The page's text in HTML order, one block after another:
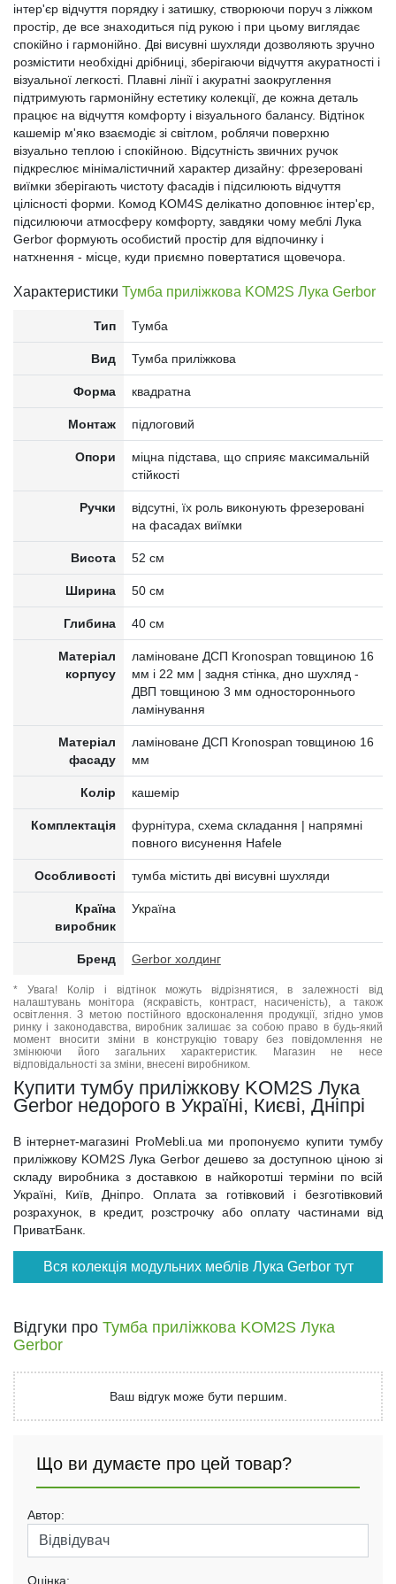
інтер'єр відчуття порядку і затишку, створюючи поруч з ліжком
простір, де все знаходиться під рукою і при цьому виглядає
спокійно і гармонійно. Дві висувні шухляди дозволяють зручно
розмістити необхідні дрібниці, зберігаючи відчуття акуратності і
візуальної легкості. Плавні лінії і акуратні заокруглення
підтримують гармонійну естетику колекції, де кожна деталь
працює на відчуття комфорту і візуального балансу. Відтінок
кашемір м'яко взаємодіє зі світлом, роблячи поверхню
візуально теплою і спокійною. Відсутність звичних ручок
підкреслює мінімалістичний характер дизайну: фрезеровані
виїмки зберігають чистоту фасадів і підсилюють відчуття
цілісності форми. Комод KOM4S делікатно доповнює інтер'єр,
підсилюючи атмосферу комфорту, завдяки чому меблі Лука
Gerbor формують особистий простір для відпочинку і
натхнення - місце, куди приємно повертатися щовечора.
Характеристики Тумба приліжкова KOM2S Лука Gerbor
Тип Тумба
Вид Тумба приліжкова
Форма квадратна
Монтаж підлоговий
Опори
міцна підстава, що сприяє максимальній
стійкості
Ручки
відсутні, їх роль виконують фрезеровані
на фасадах виїмки
Висота 52 см
Ширина 50 см
Глибина 40 см
Матеріал
корпусу
ламіноване ДСП Kronospan товщиною 16
мм і 22 мм | задня стінка, дно шухляд -
ДВП товщиною 3 мм одностороннього
ламінування
Матеріал
фасаду
ламіноване ДСП Kronospan товщиною 16
мм
Колір кашемір
Комплектація
фурнітура, схема складання | напрямні
повного висунення Hafele
Особливості тумба містить дві висувні шухляди
Країна
виробник
Україна
Бренд Gerbor холдинг
* Увага! Колір і відтінок можуть відрізнятися, в залежності від
налаштувань монітора (яскравість, контраст, насиченість), а також
освітлення. З метою постійного вдосконалення продукції, згідно умов
ринку і законодавства, виробник залишає за собою право в будь-який
момент вносити зміни в конструкцію товару без повідомлення не
змінюючи його загальних характеристик. Магазин не несе
відповідальності за зміни, внесені виробником.
Купити тумбу приліжкову KOM2S Лука
Gerbor недорого в Україні, Києві, Дніпрі
В інтернет-магазині ProMebli.ua ми пропонуємо купити тумбу
приліжкову KOM2S Лука Gerbor дешево за доступною ціною зі
складу виробника з доставкою в найкоротші терміни по всій
Україні, Київ, Дніпро. Оплата за готівковий і безготівковий
розрахунок, в кредит, розстрочку або оплату частинами від
ПриватБанк.
Вся колекція модульних меблів Лука Gerbor тут
Відгуки про Тумба приліжкова KOM2S Лука
Gerbor
Ваш відгук може бути першим.
Що ви думаєте про цей товар?
Автор:
Оцінка: